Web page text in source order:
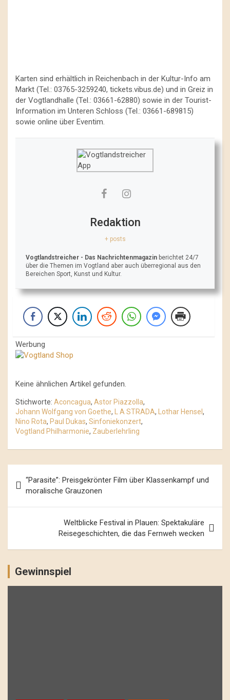
Karten sind erhältlich in Reichenbach in der Kultur-Info am
Markt (Tel.: 03765-3259240, tickets.vibus.de) und in Greiz in
der Vogtlandhalle (Tel.: 03661-62880) sowie in der Tourist-
Information im Unteren Schloss (Tel.: 03661-689815)
sowie online über Eventim.
Redaktion
+ posts
Vogtlandstreicher - Das Nachrichtenmagazin berichtet 24/7
über die Themen im Vogtland aber auch überregional aus den
Bereichen Sport, Kunst und Kultur.
Werbung
Keine ähnlichen Artikel gefunden.
Stichworte: Aconcagua, Astor Piazzolla,
Johann Wolfgang von Goethe, L A STRADA, Lothar Hensel ,
Nino Rota, Paul Dukas, Sinfoniekonzert,
Vogtland Philharmonie, Zauberlehrling
Navigation
“Parasite”: Preisgekrönter Film über Klassenkampf und
moralische Grauzonen
Weltblicke Festival in Plauen: Spektakuläre
Reisegeschichten, die das Fernweh wecken
Gewinnspiel